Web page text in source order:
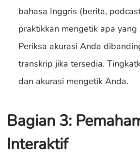
bahasa Inggris (berita,
praktikkan mengetik apa
Periksa akurasi Anda
transkrip jika tersedia.
dan akurasi mengetik Anda.
Bagian 3:
Interaktif